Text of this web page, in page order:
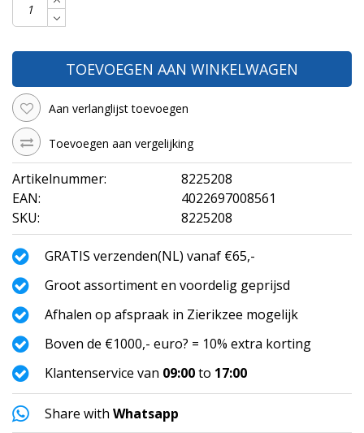
TOEVOEGEN AAN WINKELWAGEN
Aan verlanglijst toevoegen
Toevoegen aan vergelijking
Artikelnummer:
8225208
EAN:
4022697008561
SKU:
8225208
GRATIS verzenden(NL) vanaf €65,-
Groot assortiment en voordelig geprijsd
Afhalen op afspraak in Zierikzee mogelijk
Boven de €1000,- euro? = 10% extra korting
Klantenservice van 09:00to 17:00
Share with Whatsapp